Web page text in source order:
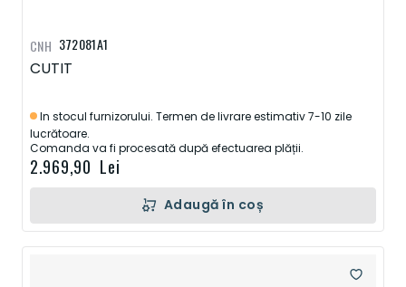
372081A1
CUTIT
In stocul furnizorului. Termen de livrare estimativ 7-10 zile
lucrătoare.
Comanda va fi procesată după efectuarea plății.
2.969,90 Lei
CNH
Adaugă în coș